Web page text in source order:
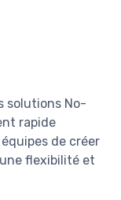
solutions No-
rapide
de créer
flexibilité et